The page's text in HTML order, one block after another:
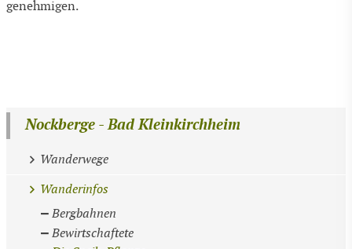
genehmigen.
Nockberge - Bad Kleinkirchheim
Wanderwege
Wanderinfos
Bergbahnen
Bewirtschaftete